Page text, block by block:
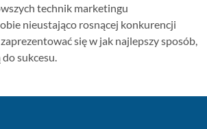
technik marketingu
nieustająco rosnącej konkurencji
się w jak najlepszy sposób,
sukcesu.